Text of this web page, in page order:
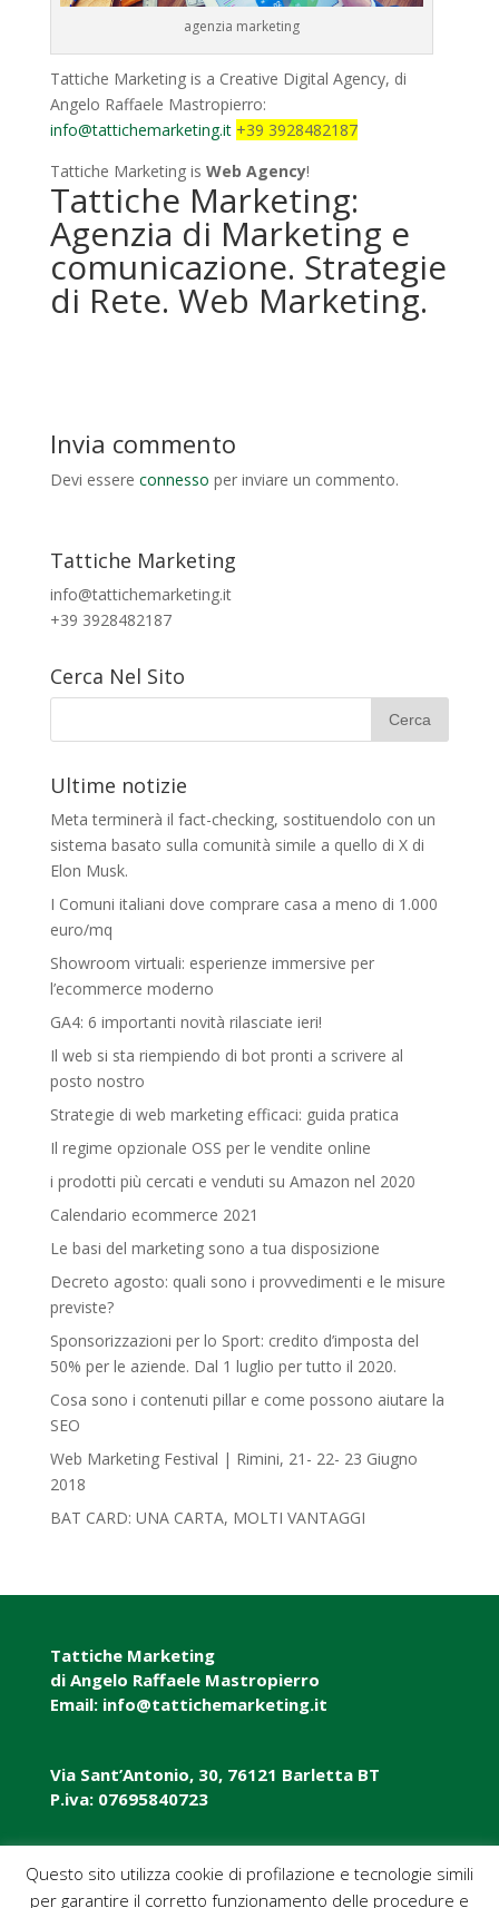
agenzia marketing
Tattiche Marketing is a Creative Digital Agency, di
Angelo Raffaele Mastropierro:
info@tattichemarketing.it +39 3928482187
Tattiche Marketing is Web Agency!
Tattiche Marketing:
Agenzia di Marketing e
comunicazione. Strategie
di Rete. Web Marketing.
Invia commento
Devi essere connesso per inviare un commento.
Tattiche Marketing
info@tattichemarketing.it
+39 3928482187
Cerca Nel Sito
Ultime notizie
Meta terminerà il fact-checking, sostituendolo con un
sistema basato sulla comunità simile a quello di X di
Elon Musk.
I Comuni italiani dove comprare casa a meno di 1.000
euro/mq
Showroom virtuali: esperienze immersive per
l’ecommerce moderno
GA4: 6 importanti novità rilasciate ieri!
Il web si sta riempiendo di bot pronti a scrivere al
posto nostro
Strategie di web marketing efficaci: guida pratica
Il regime opzionale OSS per le vendite online
i prodotti più cercati e venduti su Amazon nel 2020
Calendario ecommerce 2021
Le basi del marketing sono a tua disposizione
Decreto agosto: quali sono i provvedimenti e le misure
previste?
Sponsorizzazioni per lo Sport: credito d’imposta del
50% per le aziende. Dal 1 luglio per tutto il 2020.
Cosa sono i contenuti pillar e come possono aiutare la
SEO
Web Marketing Festival | Rimini, 21- 22- 23 Giugno
2018‎
BAT CARD: UNA CARTA, MOLTI VANTAGGI
Tattiche Marketing
di Angelo Raffaele Mastropierro
Email: info@tattichemarketing.it
Via Sant’Antonio, 30, 76121 Barletta BT
P.iva: 07695840723
P.iva: 07695840723
Questo sito utilizza cookie di profilazione e tecnologie simili
per garantire il corretto funzionamento delle procedure e